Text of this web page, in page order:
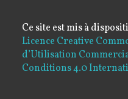
Ce site est mis à
Licence Creative
d’Utilisation
Conditions 4.0